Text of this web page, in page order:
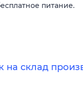
питание.
на склад